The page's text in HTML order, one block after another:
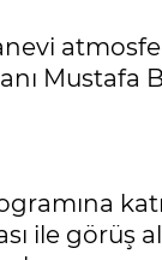
Mustafa
ile görüş